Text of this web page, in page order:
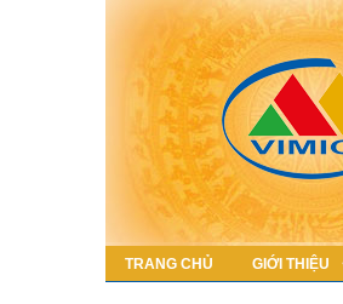
TRANG CHỦ GIỚI THIỆU